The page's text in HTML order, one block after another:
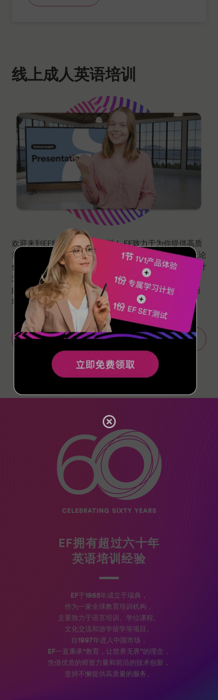
线上成人英语培训
欢迎来到EF线上成人英语培训！ EF致力于为你提供高质
量的英语培训服务，助你更快达成英语学习的目标。无论
你是零基础的入门小白，职场白领，企业高管，有出国计
划的人士，还是英语爱好者，你都可以在EF找到适合你
的课程。24/7，全天候学习不间断。学好英语，随时随
地随你。立即预约，在线体验EF的课程！
立即预约体验
EF拥有超过六十年
英语培训经验
EF于1965年成立于瑞典，
作为一家全球教育培训机构，
主要致力于语言培训、学位课程、
文化交流和游学留学等项目。
自1997年进入中国市场，
EF一直秉承“教育，让世界无界”的理念，
凭借优质的师资力量和前沿的技术创新，
坚持不懈提供高质量的服务。